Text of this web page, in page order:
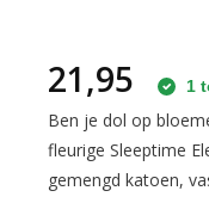
21,95 1
Ben je dol op
fleurige Sleeptime
gemengd katoen,